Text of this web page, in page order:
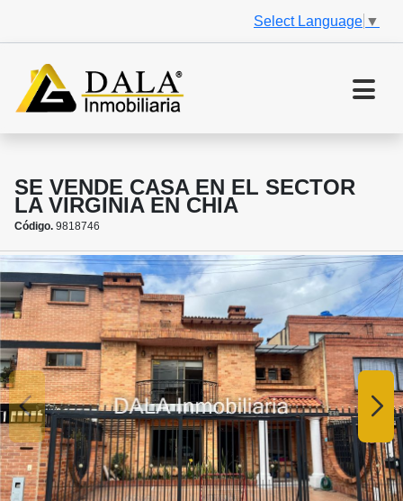
Select Language ▼
SE VENDE CASA EN EL SECTOR
LA VIRGINIA EN CHIA
Código. 9818746